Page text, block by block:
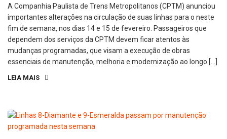
A Companhia Paulista de Trens Metropolitanos (CPTM) anunciou
importantes alterações na circulação de suas linhas para o neste
fim de semana, nos dias 14 e 15 de fevereiro. Passageiros que
dependem dos serviços da CPTM devem ficar atentos às
mudanças programadas, que visam a execução de obras
essenciais de manutenção, melhoria e modernização ao longo […]
LEIA MAIS